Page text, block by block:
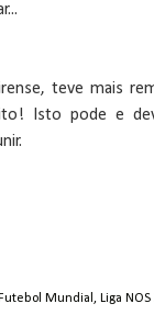
teve mais
Isto pode e
Futebol Mundial , Liga